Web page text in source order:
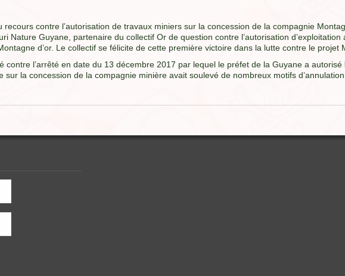
recours contre l’autorisation de travaux miniers sur la concession de la compagnie
Nature Guyane, partenaire du collectif Or de question contre l’autorisation
d’or. Le collectif se félicite de cette première victoire dans la lutte contre le projet
contre l’arrêté en date du 13 décembre 2017 par lequel le préfet de la Guyane a
sur la concession de la compagnie minière avait soulevé de nombreux motifs d’annulation.